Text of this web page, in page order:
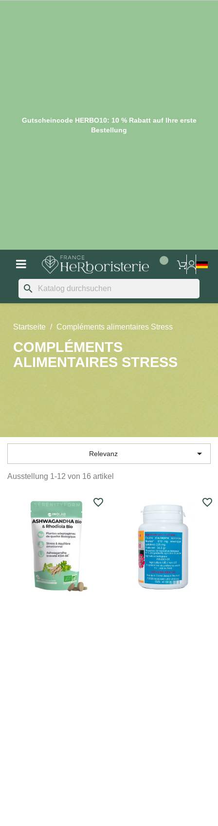
Gutscheincode HERBO10: 10 % Rabatt auf Ihre erste
Bestellung
search
Startseite Compléments alimentaires Stress
COMPLÉMENTS
ALIMENTAIRES STRESS
Relevanz 
Ausstellung 1-12 von 16 artikel
favorite_border favorite_border